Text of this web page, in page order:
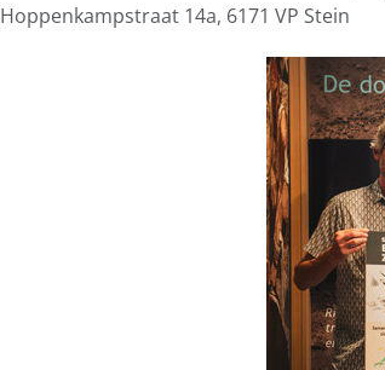
Hoppenkampstraat 14a, 6171 VP Stein